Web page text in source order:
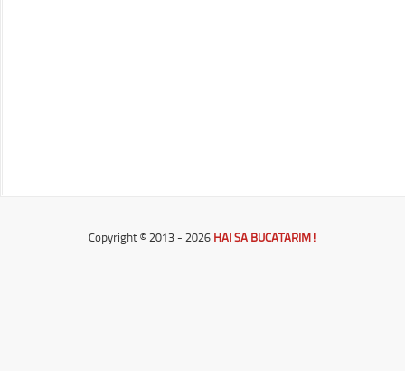
Copyright © 2013 - 2026 HAI SA BUCATARIM!